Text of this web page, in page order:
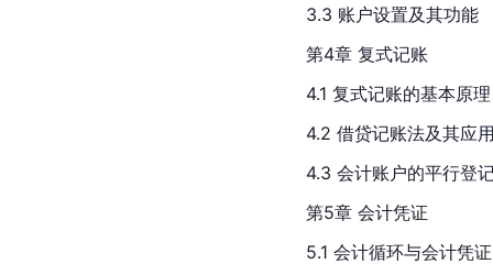
3.3 账户设置及其功能
第4章 复式记账
4.1 复式记账的基本原理
4.2 借贷记账法及其应
4.3 会计账户的平行登
第5章 会计凭证
5.1 会计循环与会计凭证